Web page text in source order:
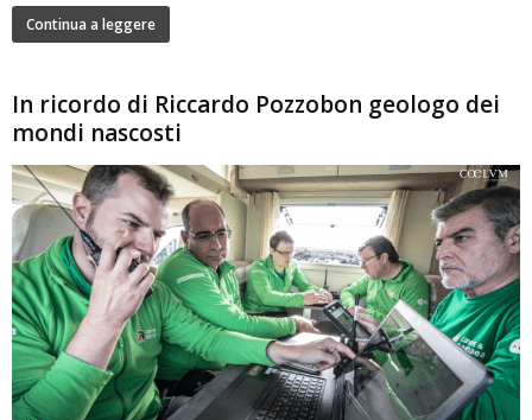
Continua a leggere
In ricordo di Riccardo Pozzobon geologo dei
mondi nascosti